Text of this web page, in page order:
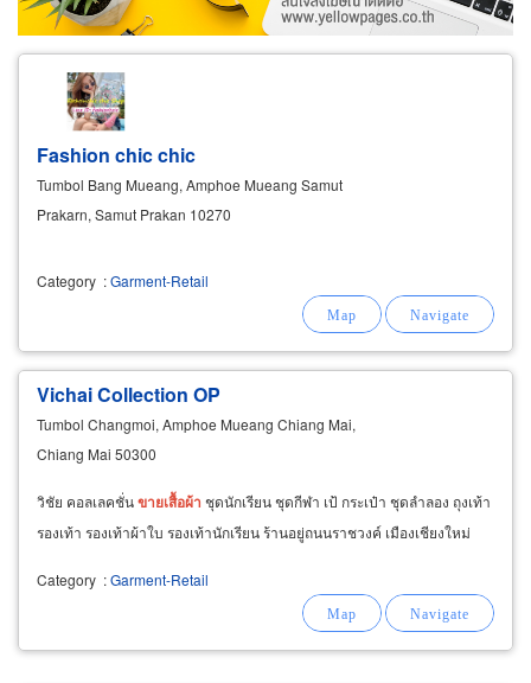
Exporter/Importer
Service Business
Fashion chic chic
Tumbol Bang Mueang, Amphoe Mueang Samut
Prakarn, Samut Prakan 10270
Category :Garment-Retail
Vichai Collection OP
Tumbol Changmoi, Amphoe Mueang Chiang Mai,
Chiang Mai 50300
วิชัย คอลเลคชั่นขายเสื้อผ้า ชุดนักเรียน ชุดกีฬา เป้ กระเป๋า ชุดลำลอง ถุงเท้า
รองเท้า รองเท้าผ้าใบ รองเท้านักเรียน ร้านอยู่ถนนราชวงค์ เมืองเชียงใหม่
Category :Garment-Retail